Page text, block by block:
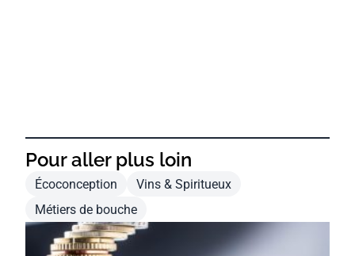
Pour aller plus loin
Écoconception
Vins & Spiritueux
Métiers de bouche